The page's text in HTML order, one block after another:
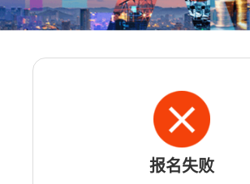
报名失败